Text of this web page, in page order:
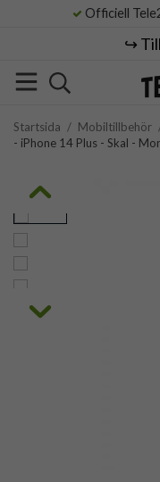
Officiell
↪️
Startsida / Mobiltillbehör
- iPhone 14 Plus - Skal -